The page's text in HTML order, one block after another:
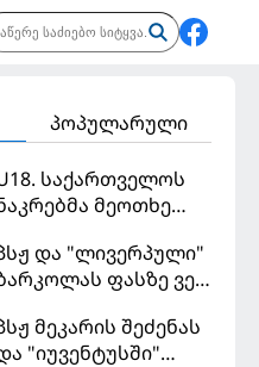
პოპულარული
საქართველოს
მეოთხე
გახდა
და "ლივერპული"
ფასზე ვერ
მეკარის შეძენას
"იუვენტუსში"